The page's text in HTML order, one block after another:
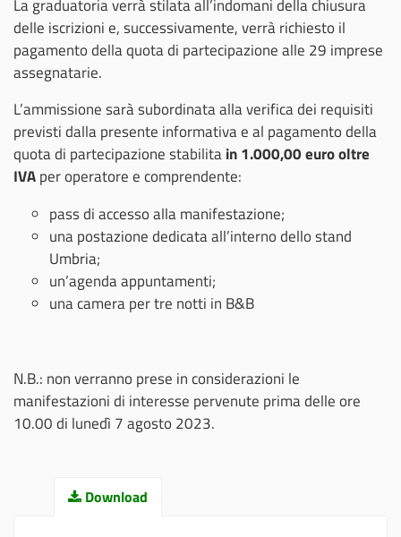
La graduatoria verrà stilata all’indomani della chiusura
delle iscrizioni e, successivamente, verrà richiesto il
pagamento della quota di partecipazione alle 29 imprese
assegnatarie.
L’ammissione sarà subordinata alla verifica dei requisiti
previsti dalla presente informativa e al pagamento della
quota di partecipazione stabilitain 1.000,00 euro oltre
IVAper operatore e comprendente:
pass di accesso alla manifestazione;
una postazione dedicata all’interno dello stand
Umbria;
un’agenda appuntamenti;
una camera per tre notti in B&B
N.B.: non verranno prese in considerazioni le
manifestazioni di interesse pervenute prima delle ore
10.00 di lunedì 7 agosto 2023.
Download